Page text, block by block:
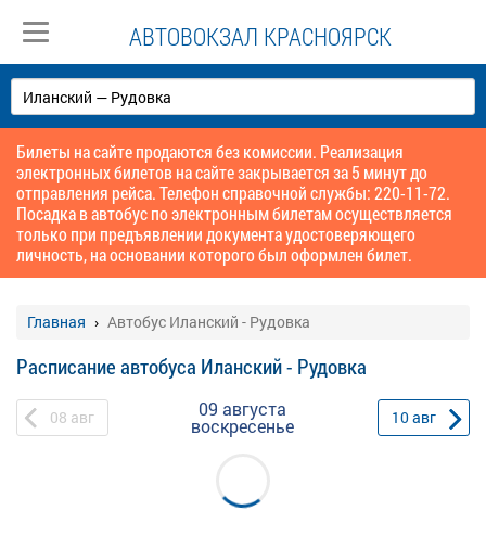
АВТОВОКЗАЛ КРАСНОЯРСК
Билеты на сайте продаются без комиссии. Реализация
электронных билетов на сайте закрывается за 5 минут до
отправления рейса. Телефон справочной службы: 220-11-72.
Посадка в автобус по электронным билетам осуществляется
только при предъявлении документа удостоверяющего
личность, на основании которого был оформлен билет.
Главная Автобус Иланский - Рудовка
Расписание автобуса Иланский - Рудовка
08 авг 09 августа
воскресенье 10авг